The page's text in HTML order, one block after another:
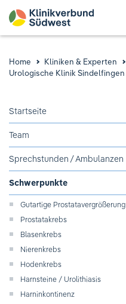
Pflege & Beratung
Ausbildung & Studium
Jobs & Karriere
Der Klinikverbund Südwest
Standorte & Kontakt
Home
Kliniken & Experten
Urologische Klinik Sindelfingen
Startseite
Team
Sprechstunden / Ambulanzen
Schwerpunkte
Gutartige Prostatavergrößerung
Prostatakrebs
Blasenkrebs
Nierenkrebs
Hodenkrebs
Harnsteine / Urolithiasis
Harninkontinenz